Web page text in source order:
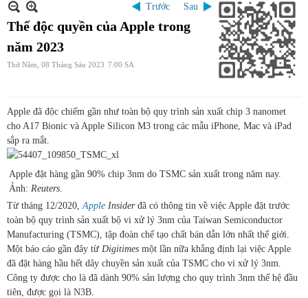
Trước Sau
Thế độc quyền của Apple trong
năm 2023
Thứ Năm, 08 Tháng Sáu 2023 7:00 SA
Apple đã độc chiếm gần như toàn bộ quy trình sản xuất chip 3 nanomet
cho A17 Bionic và Apple Silicon M3 trong các mẫu iPhone, Mac và iPad
sắp ra mắt.
Apple đặt hàng gần 90% chip 3nm do TSMC sản xuất trong năm nay.
Ảnh: Reuters
Từ tháng 12/2020, Apple Insiderđã có thông tin về việc Apple đặt trước
toàn bộ quy trình sản xuất bộ vi xử lý 3nm của Taiwan Semiconductor
Manufacturing (TSMC), tập đoàn chế tạo chất bán dẫn lớn nhất thế giới.
Một báo cáo gần đây từ Digitimes một lần nữa khẳng định lại việc Apple
đã đặt hàng hầu hết dây chuyền sản xuất của TSMC cho vi xử lý 3nm.
Công ty được cho là đã dành 90% sản lượng cho quy trình 3nm thế hệ đầu
tiên, được gọi là N3B.